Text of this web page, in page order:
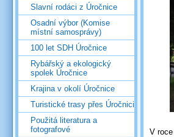
V
Slavní rodáci z Úročnice
Osadní výbor (Komise
místní samosprávy)
100 let SDH Úročnice
Rybářský a ekologický
spolek Úročnice
Krajina v okolí Úročnice
Turistické trasy přes Úročnici
Použitá literatura a
fotografové